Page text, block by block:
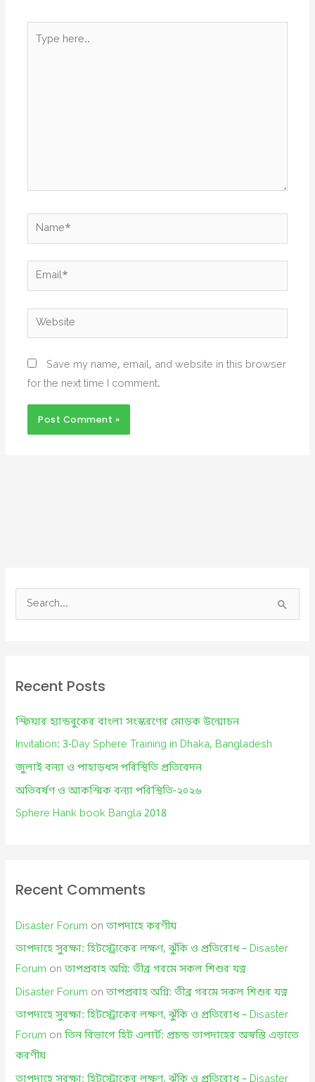
Name*
Email*
Website
Save my name, email, and website in this browser
for the next time I comment.
e
c
f
o
r
Recent Posts
স্ফিয়ার হ্যান্ডবুকের বাংলা সংস্করণের মোড়ক উন্মোচন
Invitation: 3-Day Sphere Training in Dhaka, Bangladesh
জুলাই বন্যা ও পাহাড়ধস পরিস্থিতি প্রতিবেদন
অতিবর্ষণ ও আকস্মিক বন্যা পরিস্থিতি-২০২৬
Sphere Hank book Bangla 2018
Recent Comments
Disaster Forum onতাপদাহে করণীয়
তাপদাহে সুরক্ষা: হিটস্ট্রোকের লক্ষণ, ঝুঁকি ও প্রতিরোধ – Disaster
Forum onতাপপ্রবাহ অগ্নি: তীব্র গরমে সকল শিশুর যত্ন
Disaster Forum onতাপপ্রবাহ অগ্নি: তীব্র গরমে সকল শিশুর যত্ন
তাপদাহে সুরক্ষা: হিটস্ট্রোকের লক্ষণ, ঝুঁকি ও প্রতিরোধ – Disaster
Forum onতিন বিভাগে হিট এলার্ট: প্রচন্ড তাপদাহের অস্বস্তি এড়াতে
করণীয়